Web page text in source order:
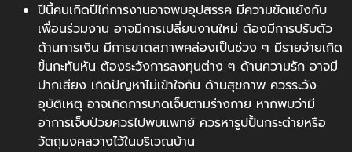
ปีนี้คนเกิดปีไก่การงานอาจพบอุปสรรค มีความขัดแย้งกับ
เพื่อนร่วมงาน อาจมีการเปลี่ยนงานใหม่ ต้องมีการปรับตัว
ด้านการเงิน มีการขาดสภาพคล่องเป็นช่วง ๆ มีรายจ่ายเกิด
ขึ้นกะทันหัน ต้องระวังการลงทุนต่าง ๆ ด้านความรัก อาจมี
ปากเสียง เกิดปัญหาไม่เข้าใจกัน ด้านสุขภาพ ควรระวัง
อุบัติเหตุ อาจเกิดการบาดเจ็บตามร่างกาย หากพบว่ามี
อาการเจ็บป่วยควรไปพบแพทย์ ควรหารูปปั้นกระต่ายหรือ
วัตถุมงคลวางไว้ในบริเวณบ้าน